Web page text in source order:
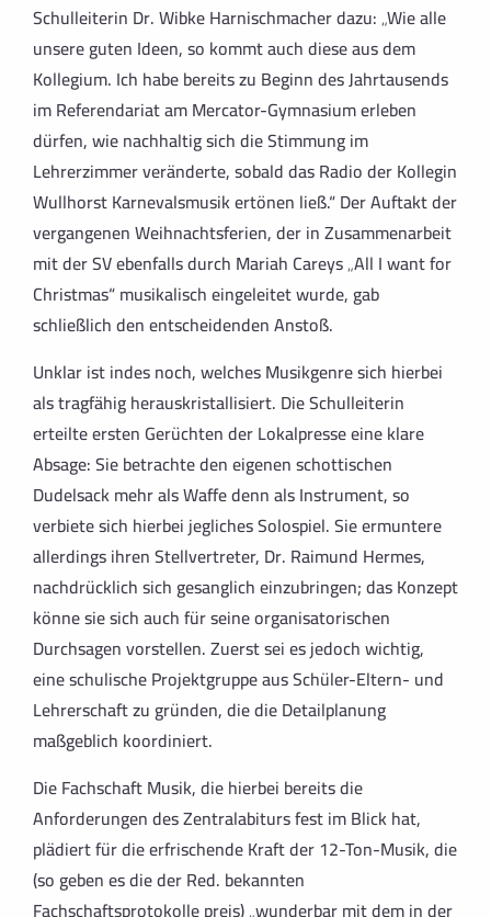
Schulleiterin Dr. Wibke Harnischmacher dazu: „Wie alle
unsere guten Ideen, so kommt auch diese aus dem
Kollegium. Ich habe bereits zu Beginn des Jahrtausends
im Referendariat am Mercator-Gymnasium erleben
dürfen, wie nachhaltig sich die Stimmung im
Lehrerzimmer veränderte, sobald das Radio der Kollegin
Wullhorst Karnevalsmusik ertönen ließ.“ Der Auftakt der
vergangenen Weihnachtsferien, der in Zusammenarbeit
mit der SV ebenfalls durch Mariah Careys „All I want for
Christmas“ musikalisch eingeleitet wurde, gab
schließlich den entscheidenden Anstoß.
Unklar ist indes noch, welches Musikgenre sich hierbei
als tragfähig herauskristallisiert. Die Schulleiterin
erteilte ersten Gerüchten der Lokalpresse eine klare
Absage: Sie betrachte den eigenen schottischen
Dudelsack mehr als Waffe denn als Instrument, so
verbiete sich hierbei jegliches Solospiel. Sie ermuntere
allerdings ihren Stellvertreter, Dr. Raimund Hermes,
nachdrücklich sich gesanglich einzubringen; das Konzept
könne sie sich auch für seine organisatorischen
Durchsagen vorstellen. Zuerst sei es jedoch wichtig,
eine schulische Projektgruppe aus Schüler-Eltern- und
Lehrerschaft zu gründen, die die Detailplanung
maßgeblich koordiniert.
Die Fachschaft Musik, die hierbei bereits die
Anforderungen des Zentralabiturs fest im Blick hat,
plädiert für die erfrischende Kraft der 12-Ton-Musik, die
(so geben es die der Red. bekannten
Fachschaftsprotokolle preis) „wunderbar mit dem in der